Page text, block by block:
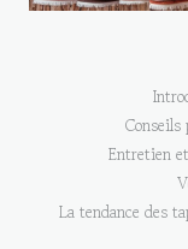
Entretien
La tendance des